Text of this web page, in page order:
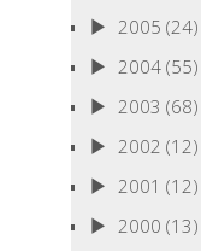
2005 (24)
2004 (55)
2003 (68)
2002 (12)
2001 (12)
2000 (13)